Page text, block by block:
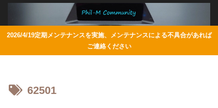
2026/4/19定期メンテナンスを実施、メンテナンスによる不具合があれば
ご連絡ください
62501